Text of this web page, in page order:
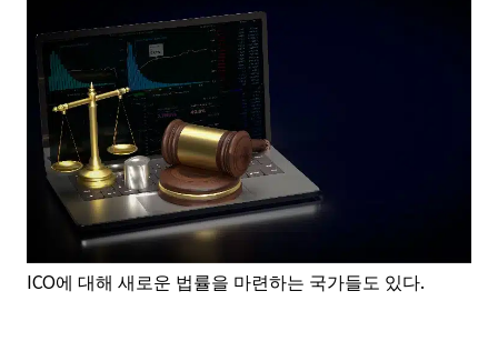
ICO에 대해 새로운 법률을 마련하는 국가들도 있다.